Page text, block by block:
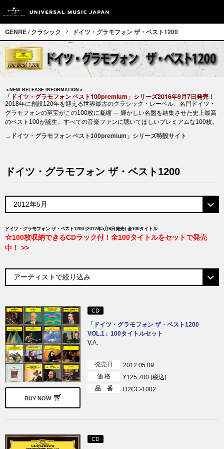
GENRE / クラシック ドイツ・グラモフォン ザ・ベスト1200
＜NEW RELEASE INFORMATION＞
「ドイツ・グラモフォン ベスト100premium」シリーズ2016年9月7日発売！
2018年に創設120年を迎える世界最古のクラシック・レーベル、名門ドイツ・
グラモフォンの至宝がこの100枚に凝縮 ― 輝かしい名盤を結集させた史上最高
のベスト100が誕生。すべての音楽ファンに聴いてほしいプレミアムな100枚。
→ドイツ・グラモフォン ベスト100premium」シリーズ特設サイト
ドイツ・グラモフォン ザ・ベスト1200
ドイツ・グラモフォン ザ・ベスト1200 [2012年5月9日発売] 全100タイトル
☆100枚収納できるCDラック付！全100タイトルをセットで発売
中！ >>
BUY NOW
CD
「ドイツ・グラモフォン ザ・ベスト1200
VOL.1」100タイトルセット
V.A.
発売日
2012.05.09
価 格
¥125,700 (税込)
品 番
D2CC-1002
CD